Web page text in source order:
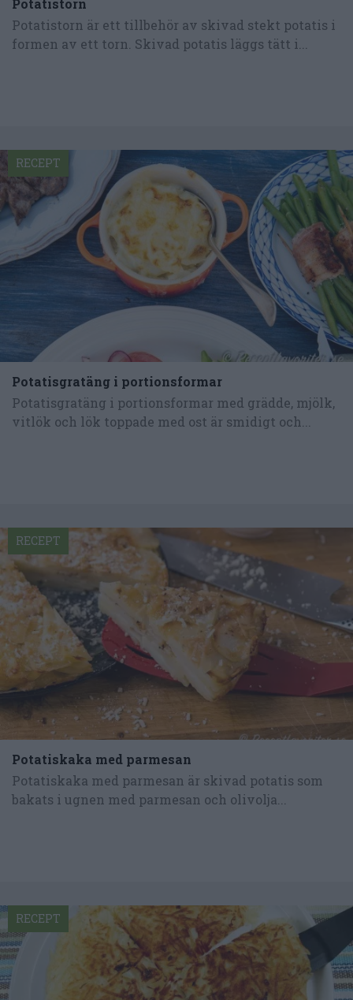
Potatistorn
Potatistorn är ett tillbehör av skivad stekt potatis i
formen av ett torn. Skivad potatis läggs tätt i...
Potatisgratäng i portionsformar
Potatisgratäng i portionsformar med grädde, mjölk,
vitlök och lök toppade med ost är smidigt och...
RECEPT
Potatiskaka med parmesan
Potatiskaka med parmesan är skivad potatis som
bakats i ugnen med parmesan och olivolja...
RECEPT
RECEPT